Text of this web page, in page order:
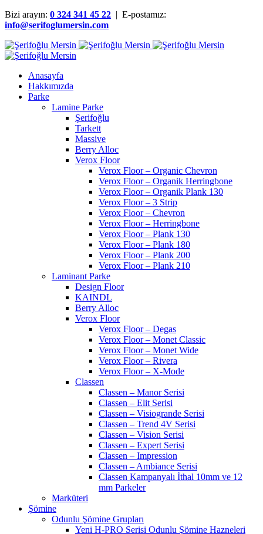
Bizi arayın: 0 324 341 45 22 | E-postamız:
info@serifoglumersin.com
Anasayfa
Hakkımızda
Parke
Lamine Parke
Şerifoğlu
Tarkett
Massive
Berry Alloc
Verox Floor
Verox Floor – Organic Chevron
Verox Floor – Organik Herringbone
Verox Floor – Organik Plank 130
Verox Floor – 3 Strip
Verox Floor – Chevron
Verox Floor – Herringbone
Verox Floor – Plank 130
Verox Floor – Plank 180
Verox Floor – Plank 200
Verox Floor – Plank 210
Laminant Parke
Design Floor
KAINDL
Berry Alloc
Verox Floor
Verox Floor – Degas
Verox Floor – Monet Classic
Verox Floor – Monet Wide
Verox Floor – Rivera
Verox Floor – X-Mode
Classen
Classen – Manor Serisi
Classen – Elit Serisi
Classen – Visiogrande Serisi
Classen – Trend 4V Serisi
Classen – Vision Serisi
Classen – Expert Serisi
Classen – Impression
Classen – Ambiance Serisi
Classen Kampanyalı İthal 10mm ve 12
mm Parkeler
Marküteri
Şömine
Odunlu Şömine Grupları
Yeni H-PRO Serisi Odunlu Şömine Hazneleri